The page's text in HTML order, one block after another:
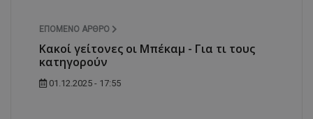
ΕΠΌΜΕΝΟ ΆΡΘΡΟ
Κακοί γείτονες οι Μπέκαμ - Για τι τους
κατηγορούν
01.12.2025 - 17:55